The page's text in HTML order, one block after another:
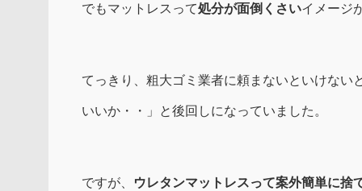
でもマットレスって処分が面倒くさいイメージ
てっきり、粗大ゴミ業者に頼まないといけな
いいか・・」と後回しになっていました。
ですが、 ウレタンマットレスって案外簡単に捨